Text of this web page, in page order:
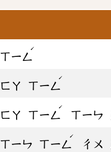
ㄒㄧㄥ
ˊ
ㄈㄚ ㄒㄧㄥ
ˊ
ㄈㄚ ㄒㄧㄥ
ˊ
ㄒㄧㄣ
ㄒㄧㄣ ㄒㄧㄥ
ˊ
ㄔㄨ